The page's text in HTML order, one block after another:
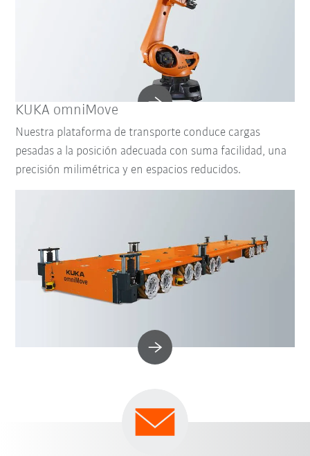
KUKA omniMove
Nuestra plataforma de transporte conduce cargas
pesadas a la posición adecuada con suma facilidad, una
precisión milimétrica y en espacios reducidos.